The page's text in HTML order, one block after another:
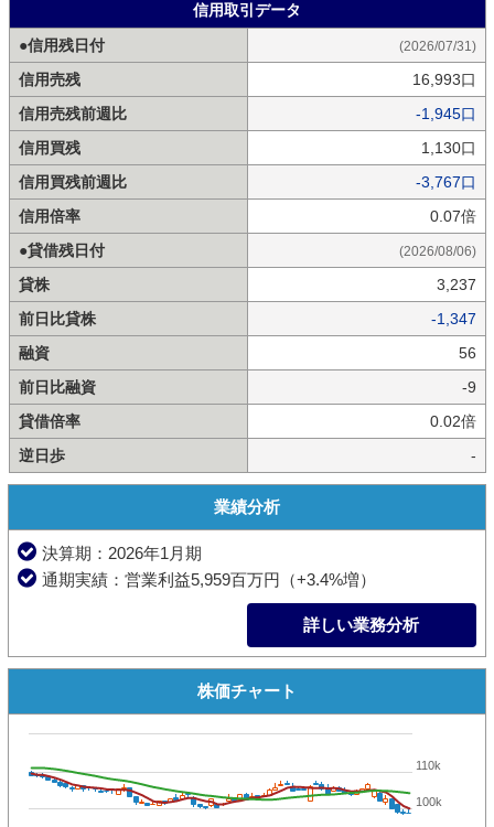
信用取引データ
●信用残日付
(2026/07/31)
信用売残
16,993口
信用売残前週比
-1,945口
信用買残
1,130口
信用買残前週比
-3,767口
信用倍率
0.07倍
●貸借残日付
(2026/08/06)
貸株
3,237
前日比貸株
-1,347
融資
56
前日比融資
-9
貸借倍率
0.02倍
逆日歩
-
業績分析
決算期：2026年1月期
通期実績：営業利益5,959百万円（+3.4%増）
詳しい業務分析
株価チャート
100k
110k